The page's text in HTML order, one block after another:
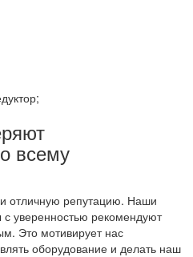
всему
отличную репутацию. Наши
уверенностью рекомендуют
Это мотивирует нас
оборудование и делать наш